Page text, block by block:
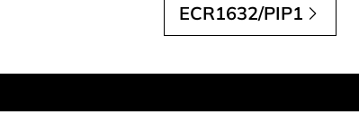
ECR1632/PIP1